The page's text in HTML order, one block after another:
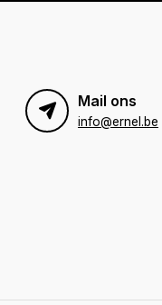
Mail ons
info@ernel.be